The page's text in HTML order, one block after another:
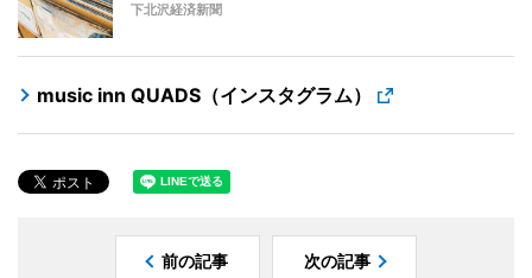
下北沢経済新聞
music inn QUADS（インスタグラム）
前の記事 次の記事